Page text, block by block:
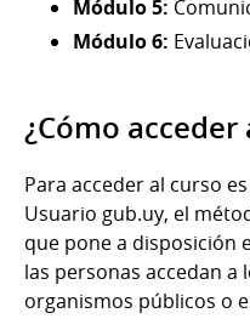
Módulo 5:
Módulo 6:
¿Cómo acceder
Para acceder al curso
Usuario gub.uy, el
que pone a disposición
las personas accedan a
organismos públicos o